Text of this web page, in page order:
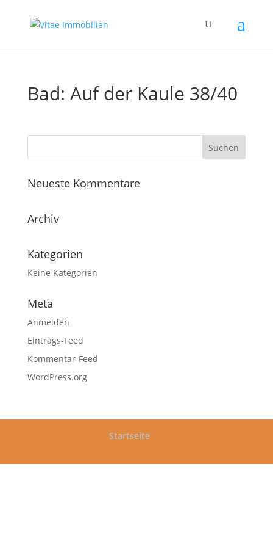
Bad: Auf der Kaule 38/40
Neueste Kommentare
Archiv
Kategorien
Keine Kategorien
Meta
Anmelden
Eintrags-Feed
Kommentar-Feed
WordPress.org
Startseite